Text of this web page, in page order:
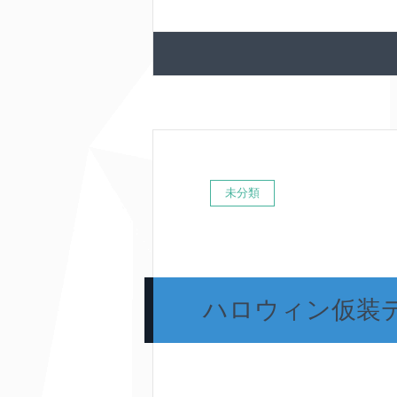
未分類
ハロウィン仮装